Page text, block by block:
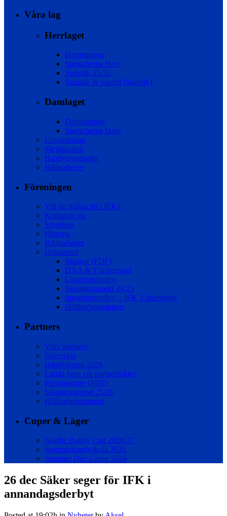
Våra lag
Herrlaget
Herrtruppen
Spelschema Herr
Statistik 25/26
Statistik & rekord (historik)
Damlaget
Damtruppen
Spelschema Dam
Ungdomslag
Skridskokul
Bandygymnasiet
Bildgallerier
Föreningen
Vill du hjälpa till i IFK?
Kontakta oss
Styrelsen
Historia
Bildgallerier
Dokument
Stadgar (PDF)
DNA & Värdegrund
Ungdomspolicy
Säsongsrapport 24/25
Integritetspolicy – IFK Vänersborg
Hållbarhetsrapport
Partners
Våra partners
Nätverket
Bandyfesten 2026
Ladda hem vår partnerfolder
Privatpartner (PDF)
Säsongsrapport 25/26
Hållbarhetsrapport
Cuper & Läger
Nordic Bandy Cup 2026/27
Sommarbandyskola 2026
Summer Day Camp 2026
26 dec Säker seger för IFK i
annandagsderbyt